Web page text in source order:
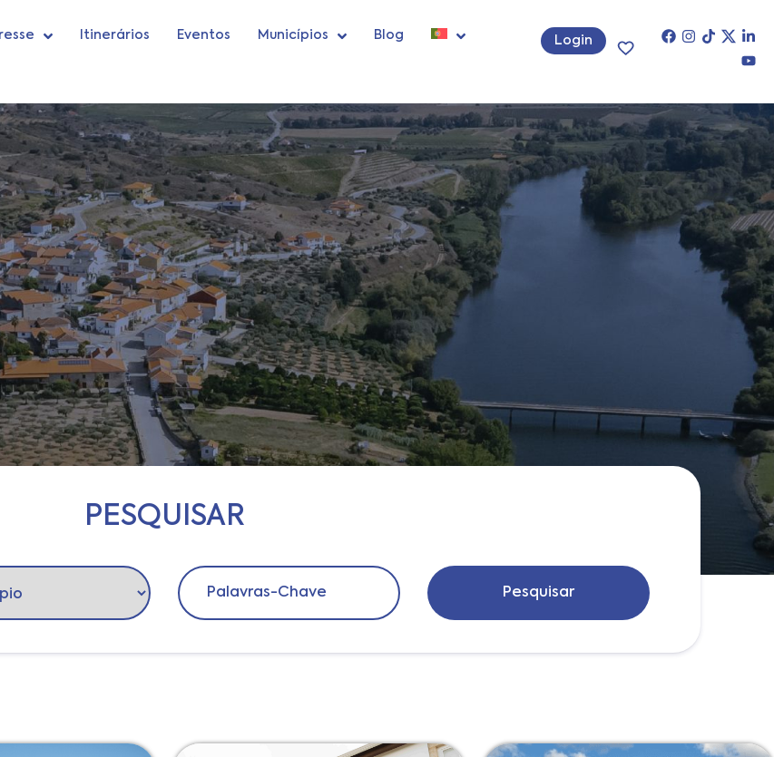
Itinerários Eventos Municípios Blog Login
PESQUISAR
Pesquisar